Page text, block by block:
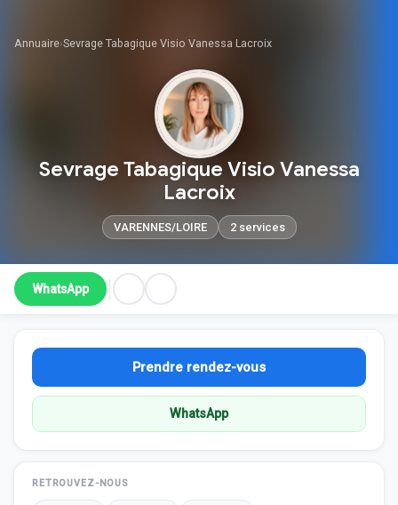
Annuaire›Sevrage Tabagique Visio Vanessa Lacroix
Sevrage Tabagique Visio Vanessa
Lacroix
VARENNES/LOIRE 2 services
WhatsApp
Prendre rendez-vous
WhatsApp
RETROUVEZ-NOUS